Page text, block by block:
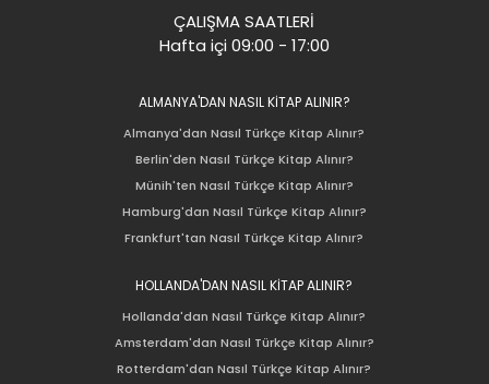
ÇALIŞMA SAATLERİ
Hafta içi 09:00 - 17:00
ALMANYA'DAN NASIL KİTAP ALINIR?
Almanya'dan Nasıl Türkçe Kitap Alınır?
Berlin'den Nasıl Türkçe Kitap Alınır?
Münih'ten Nasıl Türkçe Kitap Alınır?
Hamburg'dan Nasıl Türkçe Kitap Alınır?
Frankfurt'tan Nasıl Türkçe Kitap Alınır?
HOLLANDA'DAN NASIL KİTAP ALINIR?
Hollanda'dan Nasıl Türkçe Kitap Alınır?
Amsterdam'dan Nasıl Türkçe Kitap Alınır?
Rotterdam'dan Nasıl Türkçe Kitap Alınır?